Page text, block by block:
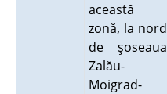
această
zonă, la nord
de şoseaua
Zalău-
Moigrad-